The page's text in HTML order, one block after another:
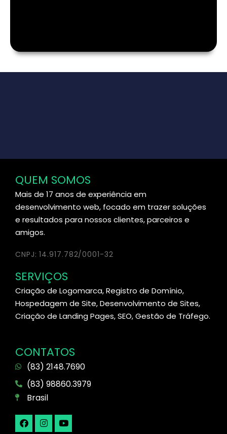
QUEM SOMOS
Mais de 17 anos de experiência em
desenvolvimento web, focado em trazer soluções
e resultados para nossos clientes, parceiros e
amigos.
CNPJ: 14.917.782/0001-32
SERVIÇOS
Criação de Logomarca, Registro de Domínio,
Hospedagem de Site, Desenvolvimento de Sites,
Criação de Landing Pages, SEO, Gestão de Tráfego.
CONTATOS
(83) 2148.7690
(83) 98860.3979
Brasil